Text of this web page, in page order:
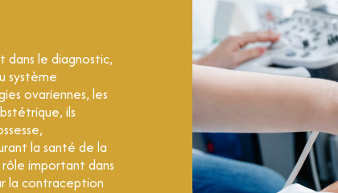
dans le diagnostic,
système
ovariennes, les
ils
la santé de la
important dans
la contraception